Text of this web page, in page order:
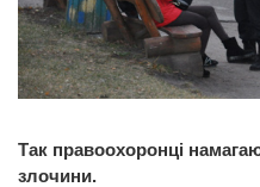
Так правоохоронці
злочини.